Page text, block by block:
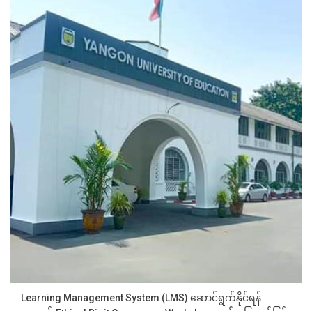
Learning Management System (LMS) ဆောင်ရွက်နိုင်ရန်